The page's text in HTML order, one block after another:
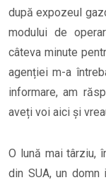
după expozeul
modului de
câteva minute
agenției m-a
informare, am
aveți voi aici și
O lună mai târziu,
din SUA, un